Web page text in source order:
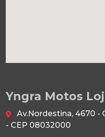
Yngra Motos
Av.Nordestina, 4670 -
- CEP 08032000